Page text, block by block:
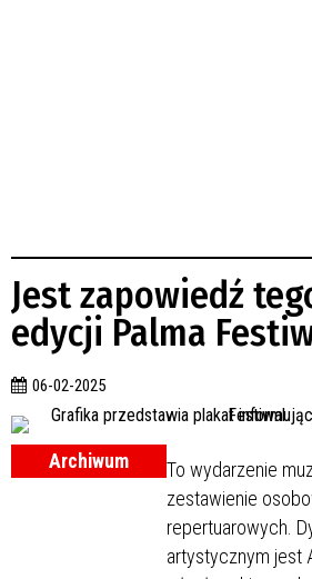
Jest zapowiedź
edycji Palma
06-02-2025
Archiwum
To wydarzenie
zestawienie
repertuarowych.
artystycznym jest